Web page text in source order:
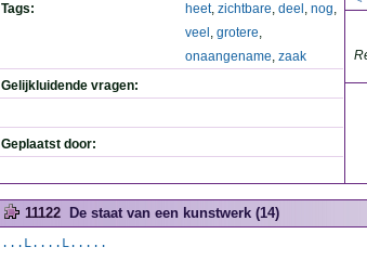
Tags:
heet, zichtbare, deel , nog,
veel , grotere,
onaangename, zaak
Gelijkluidende vragen:
Geplaatst door:
11122 De staat van een kunstwerk (14)
...L....L.....